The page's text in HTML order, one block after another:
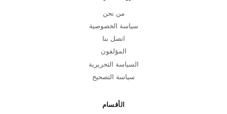
من نحن
سياسة الخصوصية
اتصل بنا
المؤلفون
السياسة التحريرية
سياسة التصحيح
الأقسام